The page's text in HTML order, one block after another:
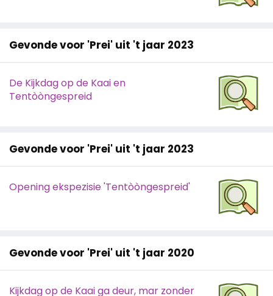
Gevonde voor 'Prei' uit 't jaar 2023
De Kijkdag op de Kaai en
Tentòòngespreid
Gevonde voor 'Prei' uit 't jaar 2023
Opening ekspezisie 'Tentòòngespreid'
Gevonde voor 'Prei' uit 't jaar 2020
Kijkdag op de Kaai ga deur, mar zonder